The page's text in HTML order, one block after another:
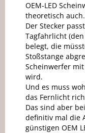
OEM-LED
theoretisch auch.
Der Stecker
Tagfahrlicht
belegt, die
Stoßstange
Scheinwerfer
wird.
Und es muss
das Fernlicht
Das sind aber
definitiv mal die
günstigen OEM